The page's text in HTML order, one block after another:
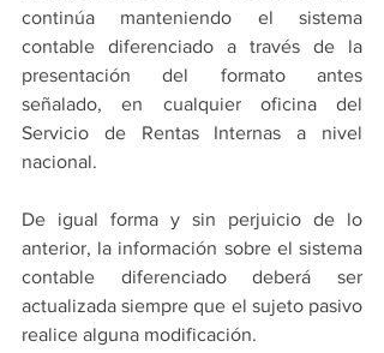
continúa manteniendo el sistema
contable diferenciado a través de la
presentación del formato antes
señalado, en cualquier oficina del
Servicio de Rentas Internas a nivel
nacional.
De igual forma y sin perjuicio de lo
anterior, la información sobre el sistema
contable diferenciado deberá ser
actualizada siempre que el sujeto pasivo
realice alguna modificación.